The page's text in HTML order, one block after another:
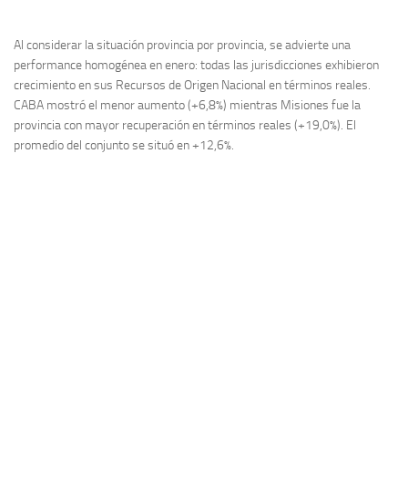
Al considerar la situación provincia por provincia, se advierte una
performance homogénea en enero: todas las jurisdicciones exhibieron
crecimiento en sus Recursos de Origen Nacional en términos reales.
CABA mostró el menor aumento (+6,8%) mientras Misiones fue la
provincia con mayor recuperación en términos reales (+19,0%). El
promedio del conjunto se situó en +12,6%.